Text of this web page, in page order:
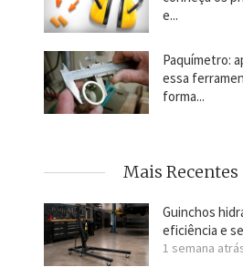
e...
Paquímetro:
essa
forma...
Mais Recentes
Guinchos
eficiência e
1 semana